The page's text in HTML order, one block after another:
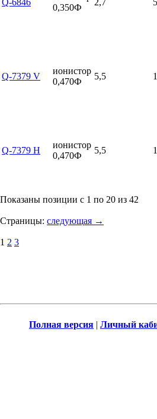
Q-6846
0,350Ф
2,7
Q-7379 V
ионистор
0,470Ф
5,5
Q-7379 H
ионистор
0,470Ф
5,5
Показаны позиции с 1 по 20 из 42
Страницы: следующая →
1 2 3
Полная версия | Личный